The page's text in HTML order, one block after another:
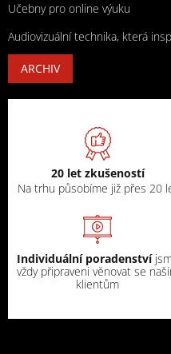
Učebny pro online výuku
Audiovizuální technika, která
ARCHIV
20 let zkušeností
Na trhu působíme již přes 20
Individuální poradenství
vždy připraveni věnovat se
klientům